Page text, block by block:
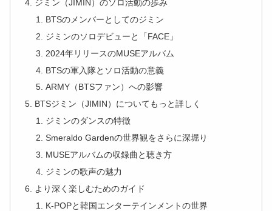
ジミン（JIMIN）のソロ活動の歩み
BTSのメンバーとしてのジミン
ジミンのソロデビューと「FACE」
2024年リリースのMUSEアルバム
BTSの軍入隊とソロ活動の意義
ARMY（BTSファン）への影響
BTSジミン（JIMIN）についてもっと詳しく
ジミンのダンスの特徴
Smeraldo Gardenの世界観をさらに深堀り
MUSEアルバムの収録曲と聴き方
ジミンの歌声の魅力
より深く楽しむためのガイド
K-POPと韓国エンターテインメントの世界